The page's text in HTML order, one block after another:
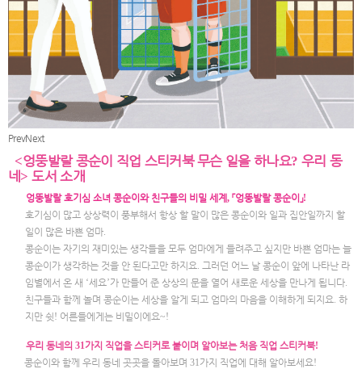
PrevNext
<엉뚱발랄 콩순이 직업 스티커북 무슨 일을 하나요? 우리 동
네>도서 소개
엉뚱발랄 호기심 소녀 콩순이와 친구들의 비밀 세계 , 「엉뚱발랄 콩순이 」!
호기심이 많고 상상력이 풍부해서 항상 할 말이 많은 콩순이와 일과 집안일까지 할
일이 많은 바쁜 엄마.
콩순이는 자기의 재미있는 생각들을 모두 엄마에게 들려주고 싶지만 바쁜 엄마는 늘
콩순이가 생각하는 것을 안 된다고만 하지요.그러던 어느 날 콩순이 앞에 나타난 라
임별에서 온 새 ‘세요’가 만들어 준 상상의 문을 열어 새로운 세상을 만나게 됩니다.
친구들과 함께 놀며 콩순이는 세상을 알게 되고 엄마의 마음을 이해하게 되지요.하
지만 쉿! 어른들에게는 비밀이에요~!
우리 동네의 31가지 직업을 스티커로 붙이며 알아보는 처음 직업 스티커북!
콩순이와 함께 우리 동네 곳곳을 돌아보며 31가지 직업에 대해 알아보세요!